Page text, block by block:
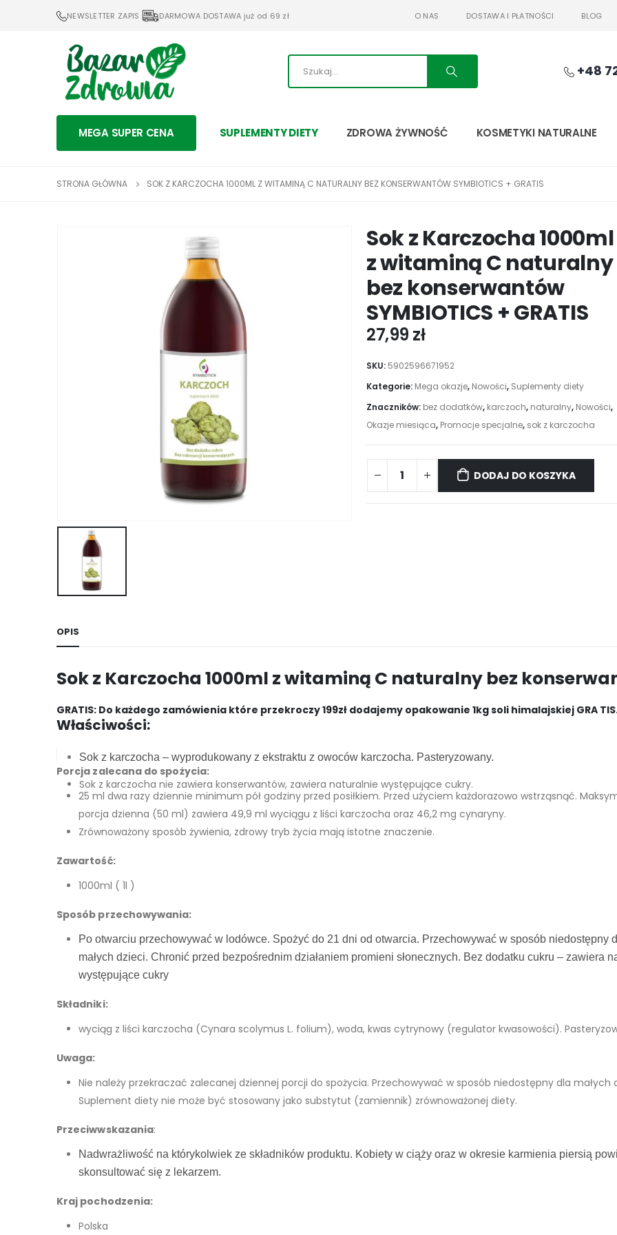
NEWSLETTER ZAPIS DARMOWA DOSTAWA już od 69 zł O NAS DOSTAWA I PŁATNOŚCI BLOG
+48
MEGA SUPER CENA SUPLEMENTY DIETY ZDROWA ŻYWNOŚĆ KOSMETYKI NATURALNE
STRONA GŁÓWNA SOK Z KARCZOCHA 1000ML Z WITAMINĄ C NATURALNY BEZ KONSERWANTÓW SYMBIOTICS + GRATIS
Sok z Karczocha 1000ml
z witaminą C naturalny
bez konserwantów
SYMBIOTICS + GRATIS
27,99 zł
SKU: 5902596671952
Kategorie: Mega okazje, Nowości, Suplementy diety
Znaczników: bez dodatków, karczoch, naturalny, Nowości,
Okazje miesiąca, Promocje specjalne, sok z karczocha
DODAJ DO KOSZYKA
OPIS
Sok z Karczocha 1000ml z witaminą C naturalny bez
GRATIS: Do każdego zamówienia które przekroczy 199zł dodajemy opakowanie 1kg soli himalajskiej GRA
Właściwości:
Sok z karczocha – wyprodukowany z ekstraktu z owoców karczocha. Pasteryzowany.
Sok z karczocha nie zawiera konserwantów, zawiera naturalnie występujące cukry.
Porcja zalecana do spożycia:
25 ml dwa razy dziennie minimum pół godziny przed posiłkiem. Przed użyciem każdorazowo wstrząsnąć.
porcja dzienna (50 ml) zawiera 49,9 ml wyciągu z liści karczocha oraz 46,2 mg cynaryny.
Zrównoważony sposób żywienia, zdrowy tryb życia mają istotne znaczenie.
Zawartość:
1000ml ( 1l )
Sposób przechowywania:
Po otwarciu przechowywać w lodówce. Spożyć do 21 dni od otwarcia. Przechowywać w sposób niedostępny
małych dzieci. Chronić przed bezpośrednim działaniem promieni słonecznych. Bez dodatku cukru – zawiera
występujące cukry
Składniki:
wyciąg z liści karczocha (Cynara scolymus L. folium), woda, kwas cytrynowy (regulator kwasowości).
Uwaga:
Nie należy przekraczać zalecanej dziennej porcji do spożycia. Przechowywać w sposób niedostępny dla małych
Suplement diety nie może być stosowany jako substytut (zamiennik) zrównoważonej diety.
Przeciwwskazania:
Nadwrażliwość na którykolwiek ze składników produktu. Kobiety w ciąży oraz w okresie karmienia piersią
skonsultować się z lekarzem.
Kraj pochodzenia:
Polska